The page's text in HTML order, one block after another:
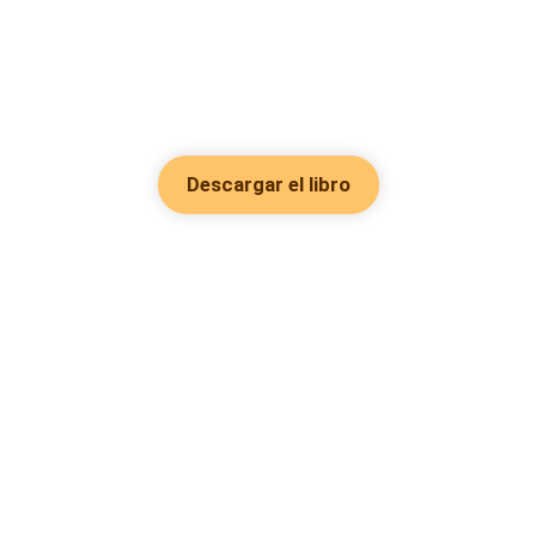
Descargar el libro